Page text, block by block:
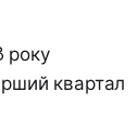
року
квартал